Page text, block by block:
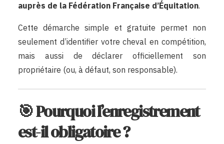
auprès de la Fédération Française d’Équitation.
Cette démarche simple et gratuite permet non
seulement d’identifier votre cheval en compétition,
mais aussi de déclarer officiellement son
propriétaire (ou, à défaut, son responsable).
🎯 Pourquoi l’enregistrement
est-il obligatoire ?